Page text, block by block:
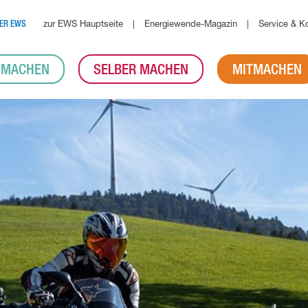
EWS zur EWS Hauptseite Energiewende-Magazin Service &
SELBER MACHEN MITMACHEN